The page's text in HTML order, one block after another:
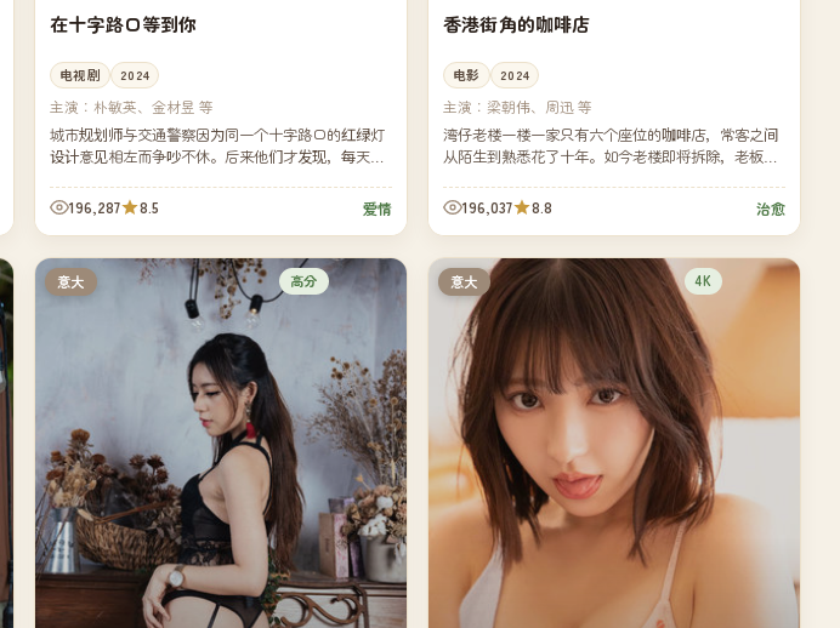
在十字路口等到你
电视剧 2024
主演：朴敏英、金材昱 等
城市规划师与交通警察因为同一个十字路口的红绿灯
设计意见相左而争吵不休。后来他们才发现，每天清
只是从...
196,287 8.5 爱情
香港街角的咖啡店
电影 2024
主演： 梁朝伟、周迅 等
湾仔老楼一楼一家只有六个座位的咖啡店，常客之间
从陌生到熟悉花了十年。如今老楼即将拆除，老板决
片。196,037 8.8 治愈
意大 高分 意大 4K